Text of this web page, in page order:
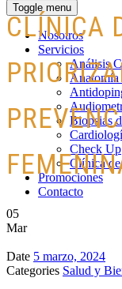
Toggle menu
Nosotros
Servicios
Análisis
Anatomía
Biopsias
Check Up
Clínica
Promociones
Contacto
CLÍNICA
05
Mar
Date 5 marzo, 2024
Categories Salud y